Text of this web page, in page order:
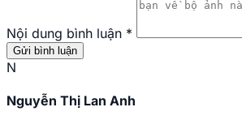
Nội dung bình luận *
Gửi bình luận
N
Nguyễn Thị Lan Anh